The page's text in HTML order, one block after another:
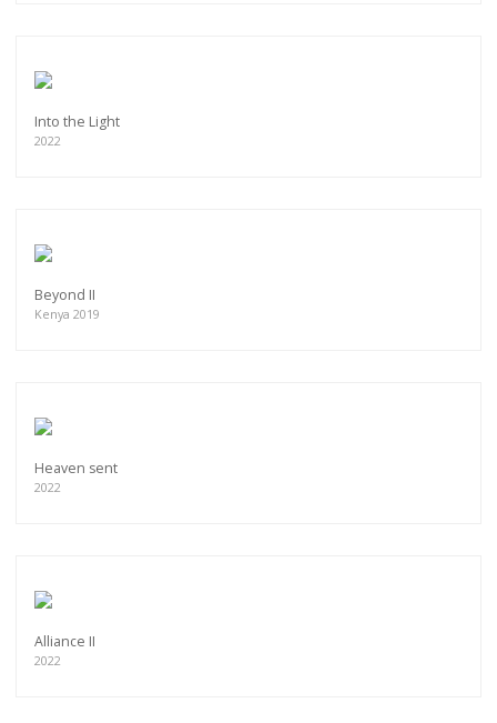
Into the Light
2022
Beyond II
Kenya 2019
Heaven sent
2022
Alliance II
2022